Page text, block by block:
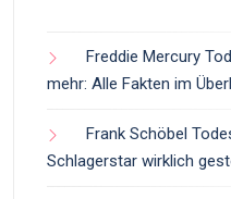
Freddie Mercury
mehr: Alle Fakten im
Frank Schöbel
Schlagerstar wirklich